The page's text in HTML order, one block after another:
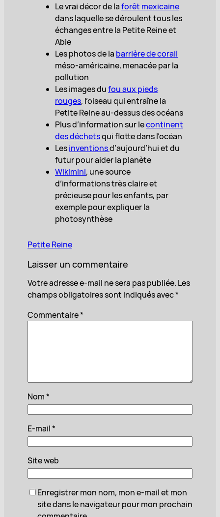
Le vrai décor de laforêt mexicaine
dans laquelle se déroulent tous les
échanges entre la Petite Reine et
Abie
Les photos de la barrière de corail
méso-américaine, menacée par la
pollution
Les images dufou aux pieds
rouges, l’oiseau qui entraîne la
Petite Reine au-dessus des océans
Plus d’information sur lecontinent
des déchetsqui flotte dans l’océan
Lesinventionsd’aujourd’hui et du
futur pour aider la planète
Wikimini, une source
d’informations très claire et
précieuse pour les enfants, par
exemple pour expliquer la
photosynthèse
Petite Reine
Laisser un commentaire
Votre adresse e-mail ne sera pas publiée. Les
champs obligatoires sont indiqués avec*
Commentaire*
Nom*
E-mail*
Site web
Enregistrer mon nom, mon e-mail et mon
site dans le navigateur pour mon prochain